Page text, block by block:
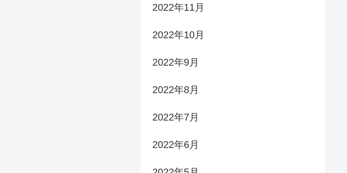
2022年11月
2022年10月
2022年9月
2022年8月
2022年7月
2022年6月